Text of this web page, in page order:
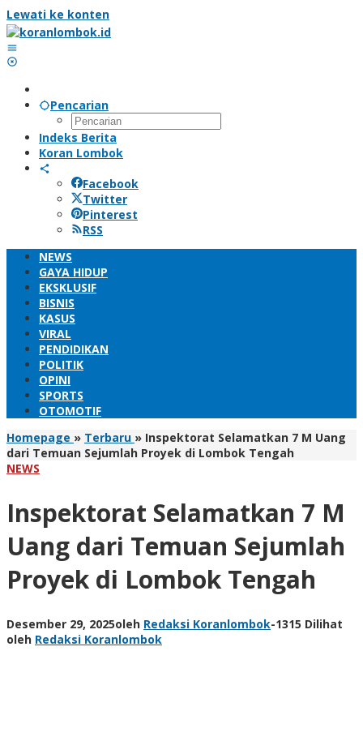
Lewati ke konten
Pencarian
Indeks Berita
Koran Lombok
Facebook
Twitter
Pinterest
RSS
NEWS
GAYA HIDUP
EKSKLUSIF
BISNIS
KASUS
VIRAL
PENDIDIKAN
POLITIK
OPINI
SPORTS
OTOMOTIF
Homepage » Terbaru » Inspektorat Selamatkan 7 M Uang
dari Temuan Sejumlah Proyek di Lombok Tengah
NEWS
Inspektorat Selamatkan 7 M
Uang dari Temuan Sejumlah
Proyek di Lombok Tengah
Desember 29, 2025oleh Redaksi Koranlombok-1315 Dilihat
oleh Redaksi Koranlombok